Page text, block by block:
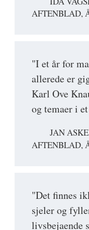
AFTENBLAD,
"I et år for
allerede er
Karl Ove
og temaer i
JAN
AFTENBLAD,
"Det finnes
sjeler og
livsbejaende